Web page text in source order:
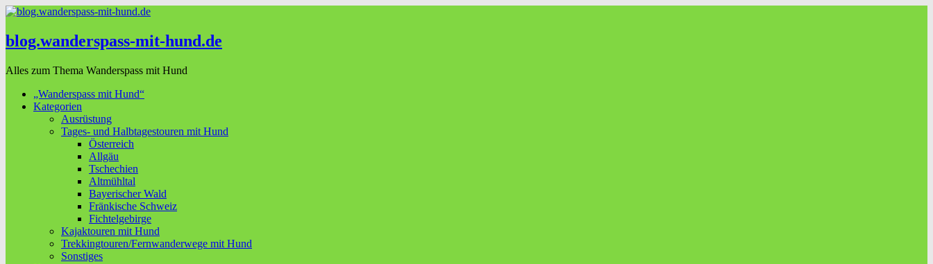
blog.wanderspass-mit-hund.de
Alles zum Thema Wanderspass mit Hund
„Wanderspass mit Hund“
Kategorien
Ausrüstung
Tages- und Halbtagestouren mit Hund
Österreich
Allgäu
Tschechien
Altmühltal
Bayerischer Wald
Fränkische Schweiz
Fichtelgebirge
Kajaktouren mit Hund
Trekkingtouren/Fernwanderwege mit Hund
Sonstiges